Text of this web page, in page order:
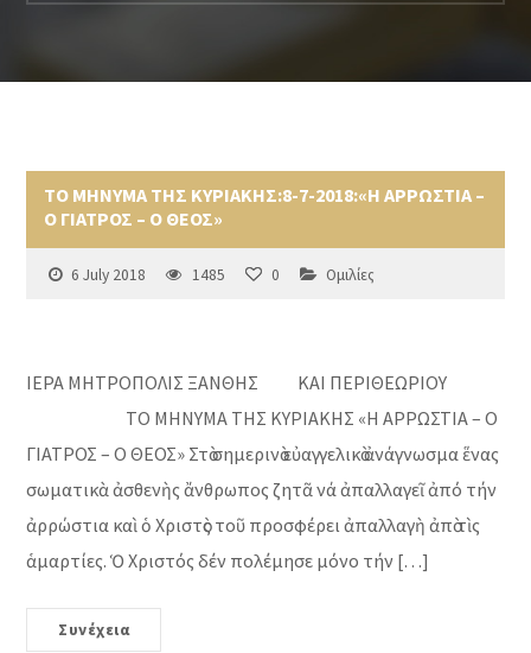
ΤΟ ΜΗΝΥΜΑ ΤΗΣ ΚΥΡΙΑΚΗΣ:8-7-2018:«Η ΑΡΡΩΣΤΙΑ –
Ο ΓΙΑΤΡΟΣ – Ο ΘΕΟΣ»
6 July 2018 1485 0 Ομιλίες
ΙΕΡΑ ΜΗΤΡΟΠΟΛΙΣ ΞΑΝΘΗΣ ΚΑΙ ΠΕΡΙΘΕΩΡΙΟΥ
ΤΟ ΜΗΝΥΜΑ ΤΗΣ ΚΥΡΙΑΚΗΣ «Η ΑΡΡΩΣΤΙΑ – Ο
ΓΙΑΤΡΟΣ – Ο ΘΕΟΣ» Στὸ σημερινὸ εὐαγγελικὸ ἀνάγνωσμα ἕνας
σωματικὰ ἀσθενὴς ἄνθρωπος ζητᾶ νά ἀπαλλαγεῖ ἀπό τήν
ἀρρώστια καὶ ὁ Χριστὸς τοῦ προσφέρει ἀπαλλαγὴ ἀπὸ τὶς
ἁμαρτίες. Ὁ Χριστός δέν πολέμησε μόνο τήν […]
Συνέχεια